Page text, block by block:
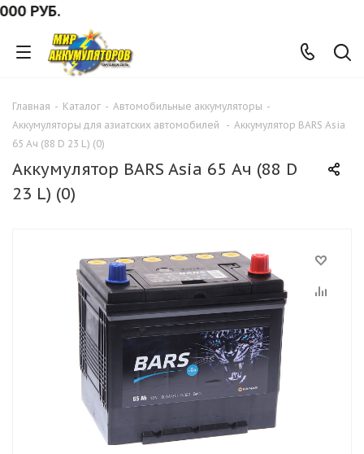
Главная - Каталог - Автомобильные аккумуляторы -
Аккумуляторы для азиатских автомобилей
- Аккумулятор BARS Asia
65 Ач (88 D 23 L) (0)
Аккумулятор BARS Asia 65 Ач (88 D
23 L) (0)